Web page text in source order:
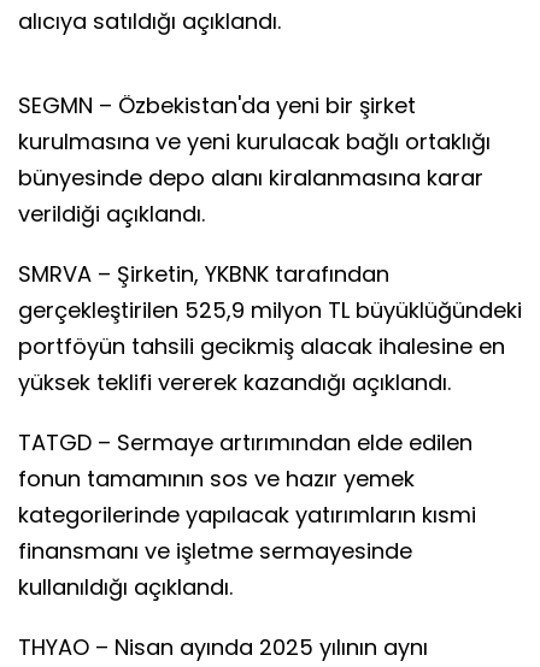
alıcıya satıldığı açıklandı.
SEGMN – Özbekistan'da yeni bir şirket
kurulmasına ve yeni kurulacak bağlı ortaklığı
bünyesinde depo alanı kiralanmasına karar
verildiği açıklandı.
SMRVA – Şirketin, YKBNK tarafından
gerçekleştirilen 525,9 milyon TL büyüklüğündeki
portföyün tahsili gecikmiş alacak ihalesine en
yüksek teklifi vererek kazandığı açıklandı.
TATGD – Sermaye artırımından elde edilen
fonun tamamının sos ve hazır yemek
kategorilerinde yapılacak yatırımların kısmi
finansmanı ve işletme sermayesinde
kullanıldığı açıklandı.
THYAO – Nisan ayında 2025 yılının aynı